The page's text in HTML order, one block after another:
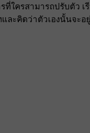
ที่ใครสามารถปรับตัว
ละคิดว่าตัวเองนั้นจะ